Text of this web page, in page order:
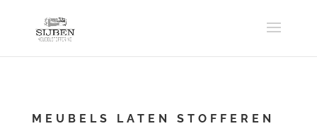
MEUBELS LATEN STOFFEREN